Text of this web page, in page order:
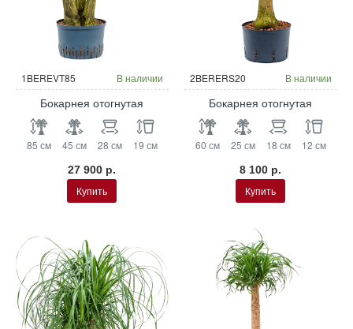
Гидропоника
1BEREVT85 В наличии
Бокарнея отогнутая
85 см 45 см 28 см 19 см
27 900 р.
Купить
Гидропоника
2BERERS20 В наличии
Бокарнея отогнутая
60 см 25 см 18 см 12 см
8 100 р.
Купить